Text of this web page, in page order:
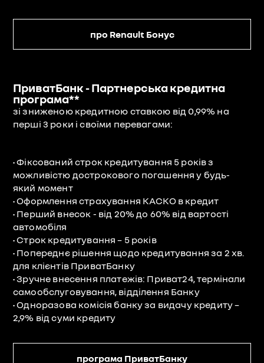
про Renault Бонус
ПриватБанк - Партнерська кредитна
програма**
зі зниженою кредитною ставкою від 0,99% на
перші 3 роки і своїми перевагами:
• Фіксований строк кредитування 5 років з
можливістю дострокового погашення у будь-
який момент
• Оформлення страхування КАСКО в кредит
• Перший внесок - від 20% до 60% від вартості
автомобіля
• Строк кредитування – 5 років
• Попереднє рішення щодо кредитування за 2 хв.
для клієнтів ПриватБанку
• Зручне внесення платежів: Приват24, термінали
самообслуговування, відділення Банку
• Одноразова комісія банку за видачу кредиту –
2,9% від суми кредиту
програма ПриватБанку